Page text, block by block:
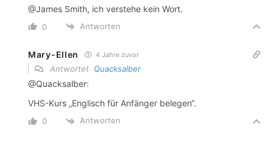
@James Smith, ich verstehe kein Wort.
0 Antworten
Mary-Ellen 4 Jahre zuvor
Antwortet Quacksalber
@Quacksalber:
VHS-Kurs „Englisch für Anfänger belegen“.
0 Antworten